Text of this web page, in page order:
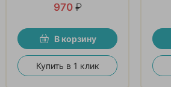
970 ₽
В корзину
Купить в 1 клик